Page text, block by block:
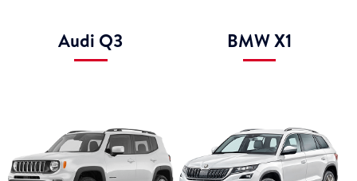
Audi Q3 BMW X1